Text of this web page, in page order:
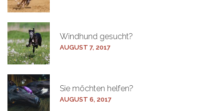
Windhund gesucht?
AUGUST 7, 2017
Sie möchten helfen?
AUGUST 6, 2017